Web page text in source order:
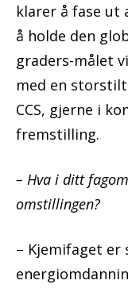
klarer å fase ut
å holde den
graders-målet
med en
CCS, gjerne i
fremstilling.
– Hva i ditt
omstillingen?
– Kjemifaget